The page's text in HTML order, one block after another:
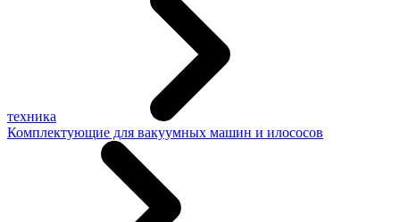
техника
Комплектующие для вакуумных машин и илососов